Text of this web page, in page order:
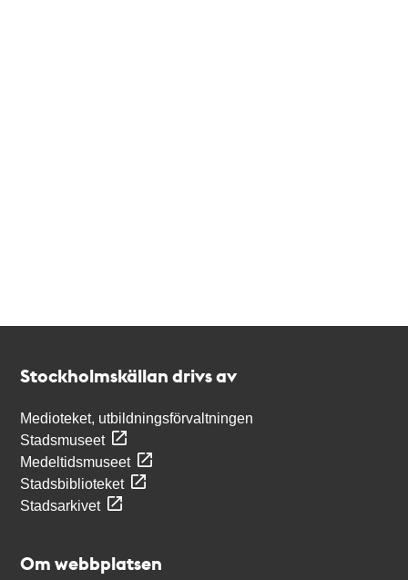
Stockholmskällan drivs av
Medioteket, utbildningsförvaltningen
Stadsmuseet
Medeltidsmuseet
Stadsbiblioteket
Stadsarkivet
Om webbplatsen